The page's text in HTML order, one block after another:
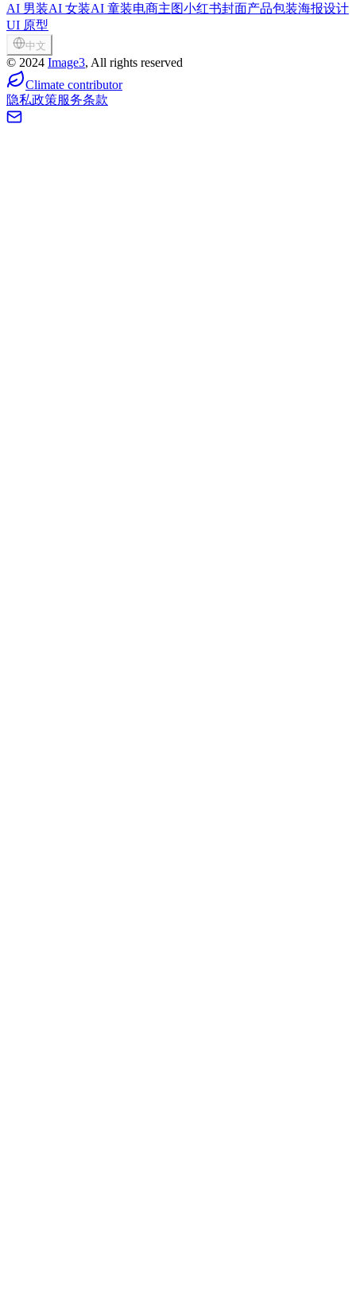
AI 男装AI 女装AI 童装电商主图小红书封面产品包装海报设计
UI 原型
中文
© 2024 Image3, All rights reserved
Climate contributor
隐私政策服务条款